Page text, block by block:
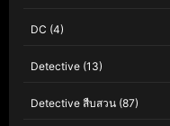
DC (4)
Detective (13)
Detective สืบสวน (87)